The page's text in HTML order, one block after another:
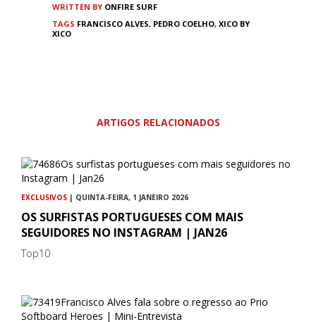
WRITTEN BY ONFIRE SURF
TAGS FRANCISCO ALVES, PEDRO COELHO, XICO BY
XICO
ARTIGOS RELACIONADOS
EXCLUSIVOS | QUINTA-FEIRA, 1 JANEIRO 2026
OS SURFISTAS PORTUGUESES COM MAIS
SEGUIDORES NO INSTAGRAM | JAN26
Top10